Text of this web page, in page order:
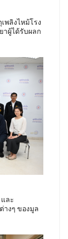
พลิงไหม้โรง
าผู้ได้รับผลก
ละ
งๆ ของมูล